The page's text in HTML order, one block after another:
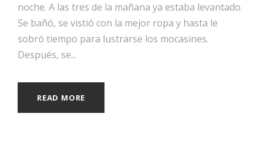
noche. A las tres de la mañana ya estaba levantado.
Se bañó, se vistió con la mejor ropa y hasta le
sobró tiempo para lustrarse los mocasines.
Después, se...
READ MORE